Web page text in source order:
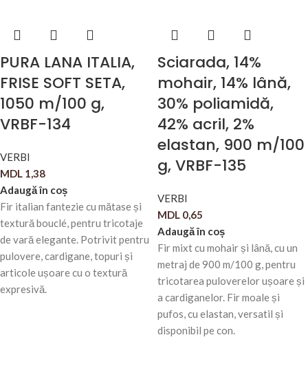
PURA LANA ITALIA,
FRISE SOFT SETA,
1050 m/100 g,
VRBF-134
VERBI
MDL 1,38
Adaugă în coș
Fir italian fantezie cu mătase și
textură bouclé, pentru tricotaje
de vară elegante. Potrivit pentru
pulovere, cardigane, topuri și
articole ușoare cu o textură
expresivă.
Sciarada, 14%
mohair, 14% lână,
30% poliamidă,
42% acril, 2%
elastan, 900 m/100
g, VRBF-135
VERBI
MDL 0,65
Adaugă în coș
Fir mixt cu mohair și lână, cu un
metraj de 900 m/100 g, pentru
tricotarea puloverelor ușoare și
a cardiganelor. Fir moale și
pufos, cu elastan, versatil și
disponibil pe con.